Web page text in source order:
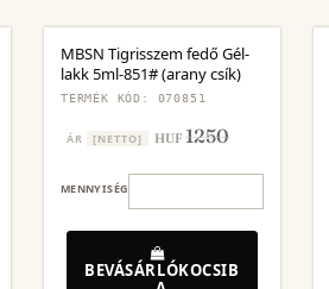
MBSN Tigrisszem fedő Gél-
lakk 5ml-851# (arany csík)
TERMÉK KÓD: 070851
ÁR [NETTO] HUF1250
MENNYISÉG
BEVÁSÁRLÓKOCSIB